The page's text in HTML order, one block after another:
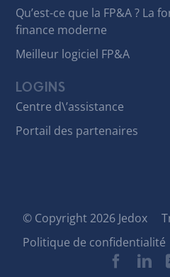
Qu’est-ce que la FP&A ? La
finance moderne
Meilleur logiciel FP&A
LOGINS
Centre d\’assistance
Portail des partenaires
© Copyright 2026 Jedox
Politique de confidentialité